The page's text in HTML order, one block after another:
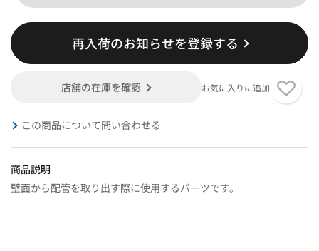
再入荷のお知らせを登録する
店舗の在庫を確認 お気に入りに追加
この商品について問い合わせる
商品説明
壁面から配管を取り出す際に使用するパーツです。